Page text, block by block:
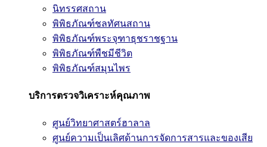
นิทรรศสถาน
พิพิธภัณฑ์ชลทัศนสถาน
พิพิธภัณฑ์พระจุฑาธุชราชฐาน
พิพิธภัณฑ์พืชมีชีวิต
พิพิธภัณฑ์สมุนไพร
บริการตรวจวิเคราะห์คุณภาพ
ศูนย์วิทยาศาสตร์ฮาลาล
ศูนย์ความเป็นเลิศด้านการจัดการสารและของเสีย